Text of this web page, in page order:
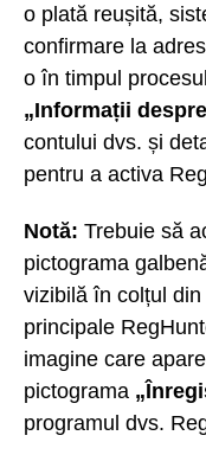
o plată reușită,
confirmare la
o în timpul
„Informații
contului dvs. și
pentru a activa
Notă: Trebuie să
pictograma
vizibilă în colțul
principale
imagine care
pictograma
programul dvs.